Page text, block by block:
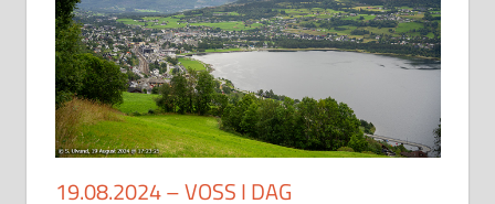
19.08.2024 – VOSS I DAG